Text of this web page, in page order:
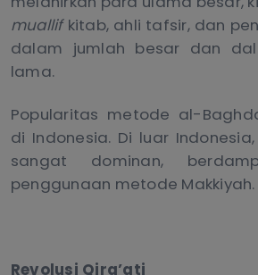
muallif kitab, ahli tafsir, dan
dalam jumlah besar dan
lama.
Popularitas metode al-
di Indonesia. Di luar
sangat dominan,
penggunaan metode Makkiyah.
Revolusi Qira’ati